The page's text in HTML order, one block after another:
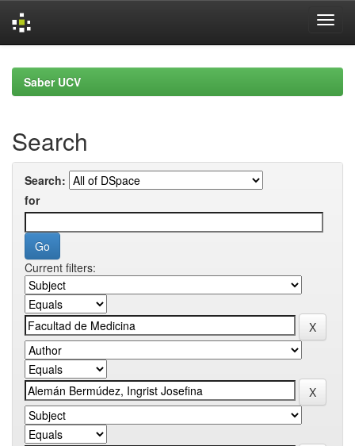
navigationSaber UCV
Search
Search:
for
Current filters: